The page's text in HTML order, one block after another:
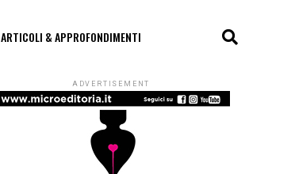
ARTICOLI & APPROFONDIMENTI
ADVERTISEMENT